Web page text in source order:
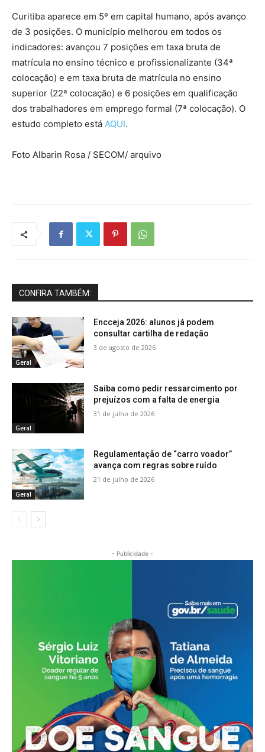
Curitiba aparece em 5º em capital humano, após avanço
de 3 posições. O município melhorou em todos os
indicadores: avançou 7 posições em taxa bruta de
matrícula no ensino técnico e profissionalizante (34ª
colocação) e em taxa bruta de matrícula no ensino
superior (22ª colocação) e 6 posições em qualificação
dos trabalhadores em emprego formal (7ª colocação). O
estudo completo está AQUI.
Foto Albarin Rosa / SECOM/ arquivo
CONFIRA TAMBÉM:
Geral
Encceja 2026: alunos já podem
consultar cartilha de redação
3 de agosto de 2026
Geral
Saiba como pedir ressarcimento por
prejuízos com a falta de energia
31 de julho de 2026
Geral
Regulamentação de “carro voador”
avança com regras sobre ruído
21 de julho de 2026
- Publicidade -